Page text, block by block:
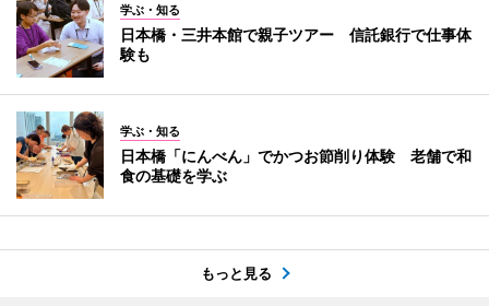
学ぶ・知る
日本橋・三井本館で親子ツアー 信託銀行で仕事体
験も
学ぶ・知る
日本橋「にんべん」でかつお節削り体験 老舗で和
食の基礎を学ぶ
もっと見る